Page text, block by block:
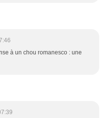
à un chou romanesco : une